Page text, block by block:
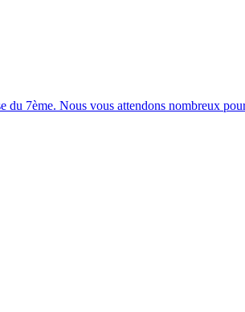
du 7ème. Nous vous attendons nombreux